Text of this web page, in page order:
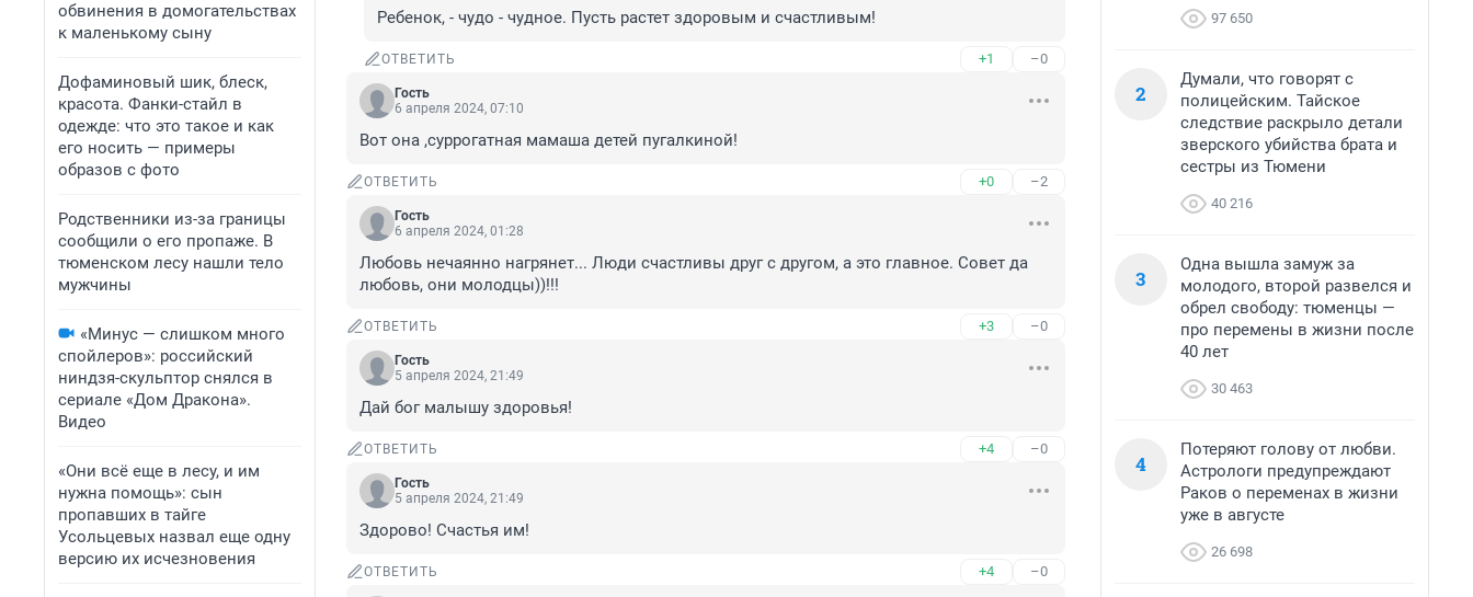
обвинения в домогательствах
к маленькому сыну
Дофаминовый шик, блеск,
красота. Фанки-стайл в
одежде: что это такое и как
его носить — примеры
образов с фото
Родственники из-за границы
сообщили о его пропаже. В
тюменском лесу нашли тело
мужчины
«Минус — слишком много
спойлеров»: российский
ниндзя-скульптор снялся в
сериале «Дом Дракона».
Видео
«Они всё еще в лесу, и им
нужна помощь»: сын
пропавших в тайге
Усольцевых назвал еще одну
версию их исчезновения
Ребенок, - чудо - чудное. Пусть растет здоровым и счастливым!
ОТВЕТИТЬ +1 –0
Гость
6 апреля 2024, 07:10
Вот она ,суррогатная мамаша детей пугалкиной!
ОТВЕТИТЬ +0 –2
Гость
6 апреля 2024, 01:28
Любовь нечаянно нагрянет... Люди счастливы друг с другом, а это главное. Совет да
любовь, они молодцы))!!!
ОТВЕТИТЬ +3 –0
Гость
5 апреля 2024, 21:49
Дай бог малышу здоровья!
ОТВЕТИТЬ +4 –0
Гость
5 апреля 2024, 21:49
Здорово! Счастья им!
ОТВЕТИТЬ +4 –0
97 650
2
Думали, что говорят с
полицейским. Тайское
следствие раскрыло детали
зверского убийства брата и
сестры из Тюмени
40 216
3
Одна вышла замуж за
молодого, второй развелся и
обрел свободу: тюменцы —
про перемены в жизни после
40 лет
30 463
4
Потеряют голову от любви.
Астрологи предупреждают
Раков о переменах в жизни
уже в августе
26 698